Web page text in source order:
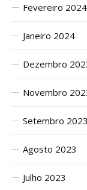
Fevereiro 2024
Janeiro 2024
Dezembro
Novembro
Setembro 2023
Agosto 2023
Julho 2023